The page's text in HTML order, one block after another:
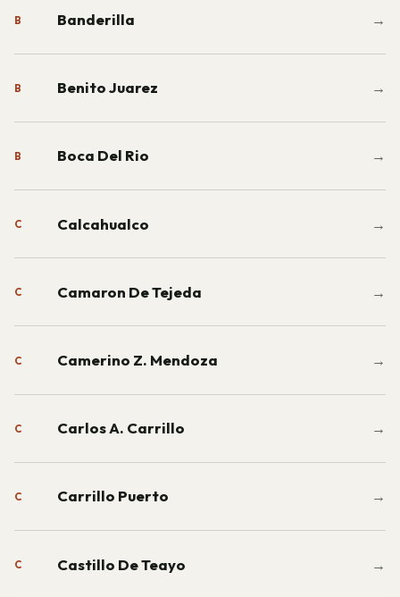
B Banderilla →
B Benito Juarez →
B Boca Del Rio →
C Calcahualco →
C Camaron De Tejeda →
C Camerino Z. Mendoza →
C Carlos A. Carrillo →
C Carrillo Puerto →
C Castillo De Teayo →